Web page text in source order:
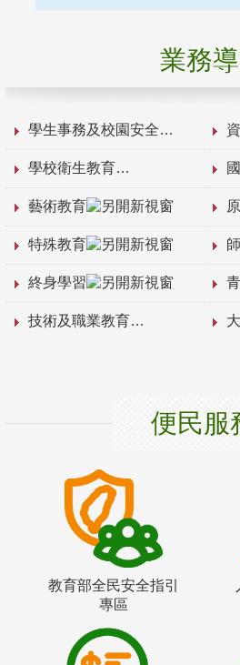
業務
學生事務及校園安全
學校衛生教育
藝術教育
特殊教育
終身學習
技術及職業教育
便民服
教育部全民安全指引
專區